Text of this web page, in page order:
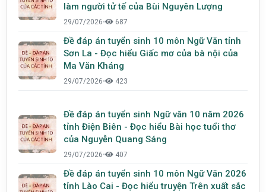
làm người tử tế của Bùi Nguyên Lượng
29/07/2026• 687
Đề đáp án tuyển sinh 10 môn Ngữ Văn tỉnh
Sơn La - Đọc hiểu Giấc mơ của bà nội của
Ma Văn Kháng
29/07/2026• 423
Đề đáp án tuyển sinh Ngữ văn 10 năm 2026
tỉnh Điện Biên - Đọc hiểu Bài học tuổi thơ
của Nguyễn Quang Sáng
29/07/2026• 407
Đề đáp án tuyển sinh 10 môn Ngữ Văn 2026
tỉnh Lào Cai - Đọc hiểu truyện Trên xuất sắc